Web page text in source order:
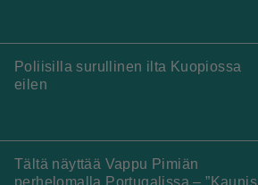
Poliisilla surullinen ilta Kuopiossa
eilen
Tältä näyttää Vappu Pimiän
perhelomalla Portugalissa – ”Kaunis